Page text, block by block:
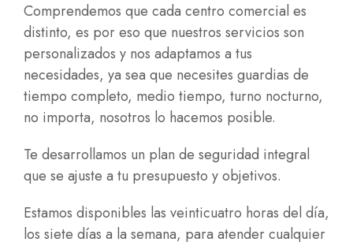
Comprendemos que cada centro comercial es
distinto, es por eso que nuestros servicios son
personalizados y nos adaptamos a tus
necesidades, ya sea que necesites guardias de
tiempo completo, medio tiempo, turno nocturno,
no importa, nosotros lo hacemos posible.
Te desarrollamos un plan de seguridad integral
que se ajuste a tu presupuesto y objetivos.
Estamos disponibles las veinticuatro horas del día,
los siete días a la semana, para atender cualquier